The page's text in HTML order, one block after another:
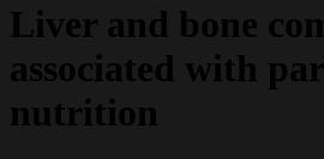
Liver and bone
associated with
nutrition